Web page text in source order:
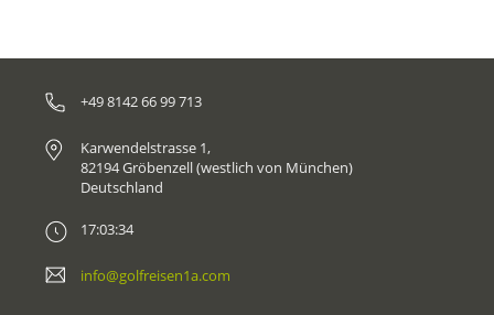
+49 8142 66 99 713
Karwendelstrasse 1,
82194 Gröbenzell (westlich von München)
Deutschland
17:03:34
info@golfreisen1a.com